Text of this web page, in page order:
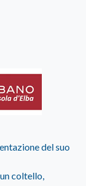
del suo
coltello,